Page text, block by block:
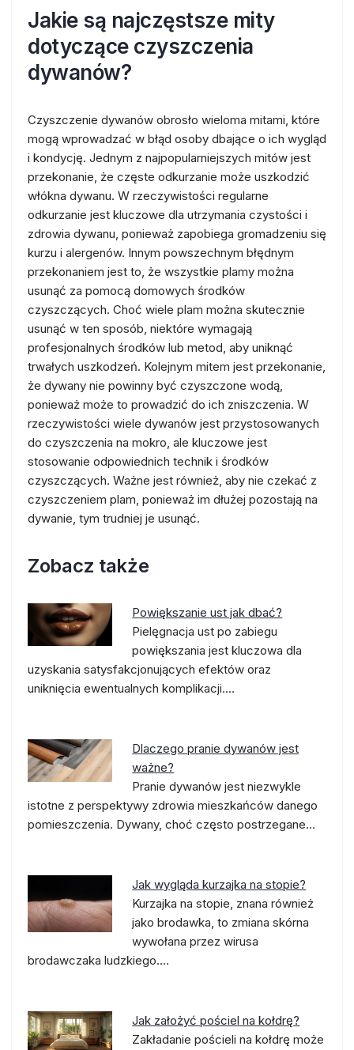
Jakie są najczęstsze mity
dotyczące czyszczenia
dywanów?
Czyszczenie dywanów obrosło wieloma mitami, które
mogą wprowadzać w błąd osoby dbające o ich wygląd
i kondycję. Jednym z najpopularniejszych mitów jest
przekonanie, że częste odkurzanie może uszkodzić
włókna dywanu. W rzeczywistości regularne
odkurzanie jest kluczowe dla utrzymania czystości i
zdrowia dywanu, ponieważ zapobiega gromadzeniu się
kurzu i alergenów. Innym powszechnym błędnym
przekonaniem jest to, że wszystkie plamy można
usunąć za pomocą domowych środków
czyszczących. Choć wiele plam można skutecznie
usunąć w ten sposób, niektóre wymagają
profesjonalnych środków lub metod, aby uniknąć
trwałych uszkodzeń. Kolejnym mitem jest przekonanie,
że dywany nie powinny być czyszczone wodą,
ponieważ może to prowadzić do ich zniszczenia. W
rzeczywistości wiele dywanów jest przystosowanych
do czyszczenia na mokro, ale kluczowe jest
stosowanie odpowiednich technik i środków
czyszczących. Ważne jest również, aby nie czekać z
czyszczeniem plam, ponieważ im dłużej pozostają na
dywanie, tym trudniej je usunąć.
Zobacz także
Powiększanie ust jak dbać?
Pielęgnacja ust po zabiegu
powiększania jest kluczowa dla
uzyskania satysfakcjonujących efektów oraz
uniknięcia ewentualnych komplikacji.…
Dlaczego pranie dywanów jest
ważne?
Pranie dywanów jest niezwykle
istotne z perspektywy zdrowia mieszkańców danego
pomieszczenia. Dywany, choć często postrzegane…
Jak wygląda kurzajka na stopie?
Kurzajka na stopie, znana również
jako brodawka, to zmiana skórna
wywołana przez wirusa
brodawczaka ludzkiego.…
Jak założyć pościel na kołdrę?
Zakładanie pościeli na kołdrę może